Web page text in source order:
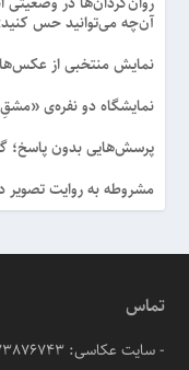
آن‌چه می‌توانید حس
نمایش منتخبی از
نمایشگاه دو نفره‌ی
پرسش‌هایی بدون پاسخ؛
مشروطه به روایت تصویر
تماس
- سایت عکاسی: 09373876743